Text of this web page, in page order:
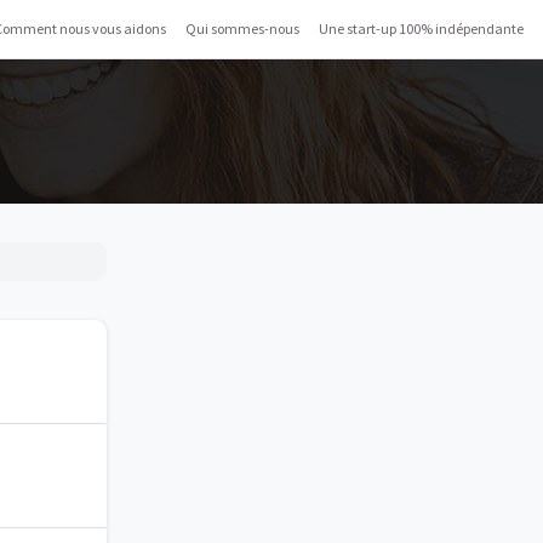
nous vous aidons Qui sommes-nous Une start-up 100% indépendante